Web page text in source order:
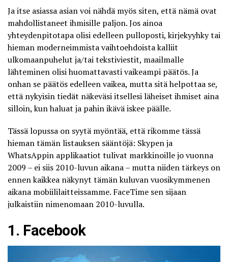
Ja itse asiassa asian voi nähdä myös siten, että nämä ovat
mahdollistaneet ihmisille paljon. Jos ainoa
yhteydenpitotapa olisi edelleen pulloposti, kirjekyyhky tai
hieman moderneimmista vaihtoehdoista kalliit
ulkomaanpuhelut ja/tai tekstiviestit, maailmalle
lähteminen olisi huomattavasti vaikeampi päätös. Ja
onhan se päätös edelleen vaikea, mutta sitä helpottaa se,
että nykyisin tiedät näkeväsi itsellesi läheiset ihmiset aina
silloin, kun haluat ja pahin ikävä iskee päälle.
Tässä lopussa on syytä myöntää, että rikomme tässä
hieman tämän listauksen sääntöjä: Skypen ja
WhatsAppin applikaatiot tulivat markkinoille jo vuonna
2009 – ei siis 2010-luvun aikana – mutta niiden tärkeys on
ennen kaikkea näkynyt tämän kuluvan vuosikymmenen
aikana mobiililaitteissamme. FaceTime sen sijaan
julkaistiin nimenomaan 2010-luvulla.
1. Facebook